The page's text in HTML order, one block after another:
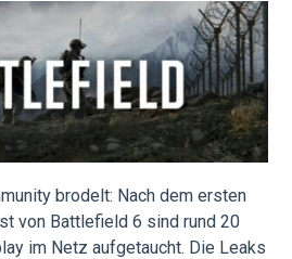
brodelt: Nach dem ersten
von Battlefield 6 sind rund 20
im Netz aufgetaucht. Die Leaks